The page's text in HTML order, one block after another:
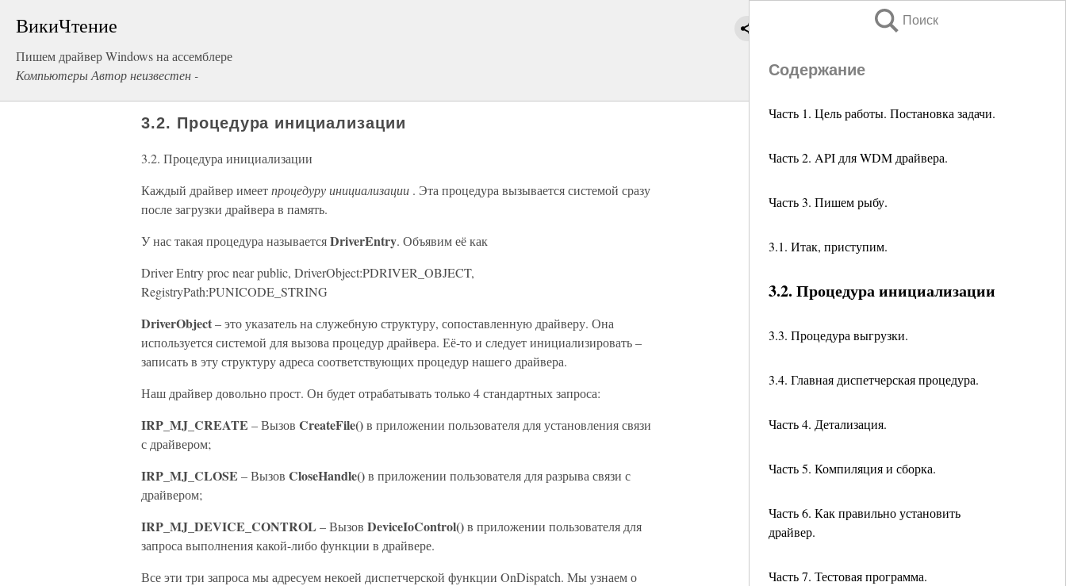
ВикиЧтение
Пишем драйвер Windows на ассемблере
Компьютеры Автор неизвестен -
Поиск
Содержание
Часть 1. Цель работы. Постановка задачи.
Часть 2. API для WDM драйвера.
Часть 3. Пишем рыбу.
3.1. Итак, приступим.
3.2. Процедура инициализации
3.3. Процедура выгрузки.
3.4. Главная диспетчерская процедура.
Часть 4. Детализация.
Часть 5. Компиляция и сборка.
Часть 6. Как правильно установить
драйвер.
Часть 7. Тестовая программа.
3.2. Процедура инициализации
3.2. Процедура инициализации
Каждый драйвер имеетпроцедуру инициализации . Эта процедура вызывается системой сразу
после загрузки драйвера в память.
У нас такая процедура называетсяDriverEntry. Объявим её как
Driver Entry proc near public, DriverObject:PDRIVER_OBJECT,
RegistryPath:PUNICODE_STRING
DriverObject– это указатель на служебную структуру, сопоставленную драйверу. Она
используется системой для вызова процедур драйвера. Её-то и следует инициализировать –
записать в эту структуру адреса соответствующих процедур нашего драйвера.
Наш драйвер довольно прост. Он будет отрабатывать только 4 стандартных запроса:
IRP_MJ_CREATE – Вызов CreateFile()в приложении пользователя для установления связи
с драйвером;
IRP_MJ_CLOSE – Вызов CloseHandle()в приложении пользователя для разрыва связи с
драйвером;
IRP_MJ_DEVICE_CONTROL – Вызов DeviceIoControl()в приложении пользователя для
запроса выполнения какой-либо функции в драйвере.
Все эти три запроса мы адресуем некоей диспетчерской функции OnDispatch. Мы узнаем о